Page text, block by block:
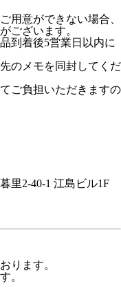
用意ができない場合、
ございます。
到着後5営業日以内に
のメモを同封してくだ
ご負担いただきますの
里2-40-1 江島ビル1F
ります。
。